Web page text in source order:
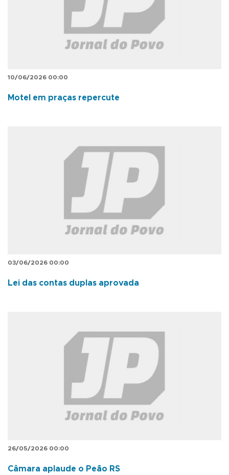
10/06/2026 00:00
Motel em praças repercute
03/06/2026 00:00
Lei das contas duplas aprovada
26/05/2026 00:00
Câmara aplaude o Peão RS